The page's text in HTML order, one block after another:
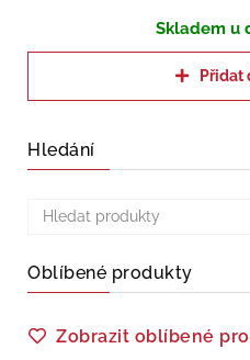
Skladem u
Přidat
Hledání
Oblíbené produkty
Zobrazit oblíbené